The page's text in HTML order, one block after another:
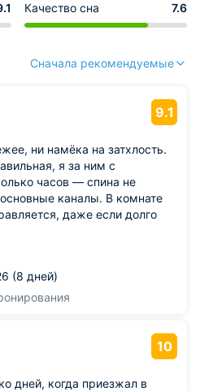
Качество сна 7.6
Сначала рекомендуемые
9.1
ни намёка на затхлость.
я за ним с
часов — спина не
каналы. В комнате
даже если долго
нет полки для мелочей,
В целом отель
бы ещё.
(8 дней)
10
дней, когда приезжал в